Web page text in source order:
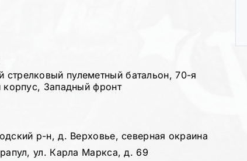
пулеметный батальон, 70-я
корпус, Западный фронт
р-н, д. Верховье, северная окраина
ул. Карла Маркса, д. 69